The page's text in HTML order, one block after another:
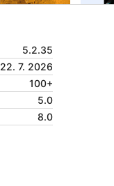
5.2.35
22. 7. 2026
100+
5.0
8.0